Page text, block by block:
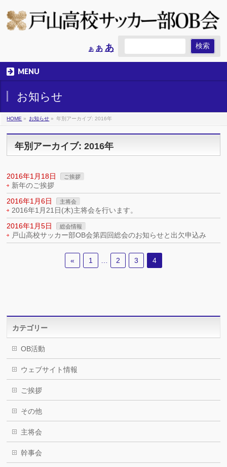
あ Decrease
あReset
あIncrease
font
MENU
お知らせ
HOME » お知らせ » 年別アーカイブ: 2016年
年別アーカイブ: 2016年
2016年1月18日 ご挨拶
新年のご挨拶
2016年1月6日
主将会
2016年1月21日(木)主将会を行います。
2016年1月5日
総会情報
戸山高校サッカー部OB会第四回総会のお知らせと出欠申込み
« 1 2 3 4
カテゴリー
OB活動
ウェブサイト情報
ご挨拶
その他
主将会
幹事会